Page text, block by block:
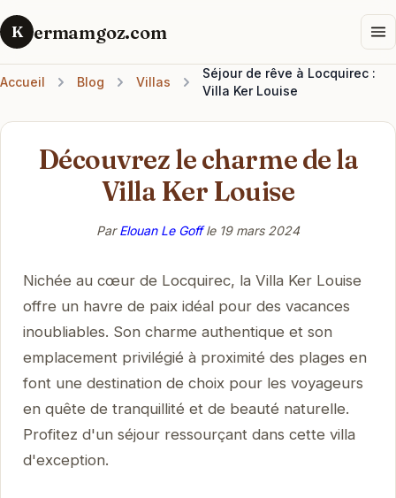
K ermamgoz.com
Accueil Blog Villas
Séjour de rêve à Locquirec :
Villa Ker Louise
Découvrez le charme de la
Villa Ker Louise
ParElouan Le Goffle 19 mars 2024
Nichée au cœur de Locquirec, la Villa Ker Louise
offre un havre de paix idéal pour des vacances
inoubliables. Son charme authentique et son
emplacement privilégié à proximité des plages en
font une destination de choix pour les voyageurs
en quête de tranquillité et de beauté naturelle.
Profitez d'un séjour ressourçant dans cette villa
d'exception.